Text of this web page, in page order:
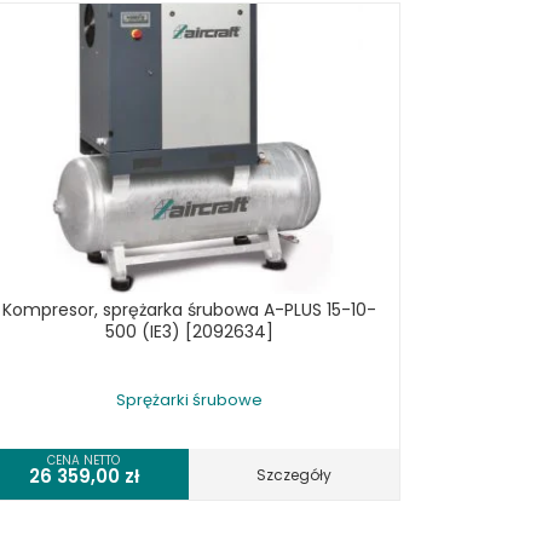
Kompresor, sprężarka śrubowa A-PLUS 15-10-
500 (IE3) [2092634]
Sprężarki śrubowe
CENA NETTO
26 359,00 zł Szczegóły